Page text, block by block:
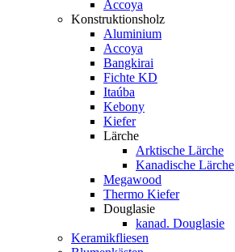
Accoya
Konstruktionsholz
Aluminium
Accoya
Bangkirai
Fichte KD
Itaúba
Kebony
Kiefer
Lärche
Arktische Lärche
Kanadische Lärche
Megawood
Thermo Kiefer
Douglasie
kanad. Douglasie
Keramikfliesen